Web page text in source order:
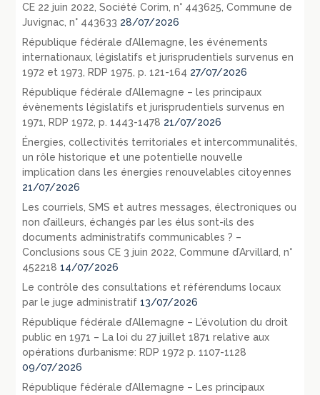
CE 22 juin 2022, Société Corim, n° 443625, Commune de
Juvignac, n° 443633 28/07/2026
République fédérale d’Allemagne, les événements
internationaux, législatifs et jurisprudentiels survenus en
1972 et 1973, RDP 1975, p. 121-164 27/07/2026
République fédérale d’Allemagne – les principaux
évènements législatifs et jurisprudentiels survenus en
1971, RDP 1972, p. 1443-1478 21/07/2026
Énergies, collectivités territoriales et intercommunalités,
un rôle historique et une potentielle nouvelle
implication dans les énergies renouvelables citoyennes
21/07/2026
Les courriels, SMS et autres messages, électroniques ou
non d’ailleurs, échangés par les élus sont-ils des
documents administratifs communicables ? –
Conclusions sous CE 3 juin 2022, Commune d’Arvillard, n°
452218 14/07/2026
Le contrôle des consultations et référendums locaux
par le juge administratif 13/07/2026
République fédérale d’Allemagne – L’évolution du droit
public en 1971 – La loi du 27 juillet 1871 relative aux
opérations d’urbanisme: RDP 1972 p. 1107-1128
09/07/2026
République fédérale d’Allemagne – Les principaux